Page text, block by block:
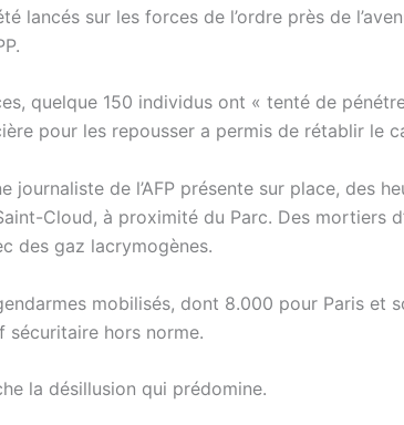
lancés sur les forces de l’ordre près de
quelque 150 individus ont « tenté de
pour les repousser a permis de rétablir le
journaliste de l’AFP présente sur place, des
Cloud, à proximité du Parc. Des mortiers
des gaz lacrymogènes.
mobilisés, dont 8.000 pour Paris et
sécuritaire hors norme.
la désillusion qui prédomine.